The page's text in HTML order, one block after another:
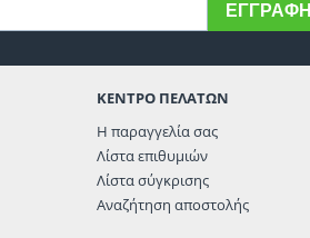
ΕΓΓΡΑΦΉ
ΚΕΝΤΡΟ ΠΕΛΑΤΩΝ
Η παραγγελία σας
Λίστα επιθυμιών
Λίστα σύγκρισης
Αναζήτηση αποστολής